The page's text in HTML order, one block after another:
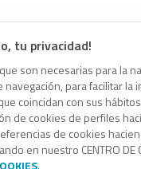
tu privacidad!
son necesarias para la
para facilitar
coincidan con sus
de cookies de perfiles
de cookies
en nuestro CENTRO
.
clic en el botón.